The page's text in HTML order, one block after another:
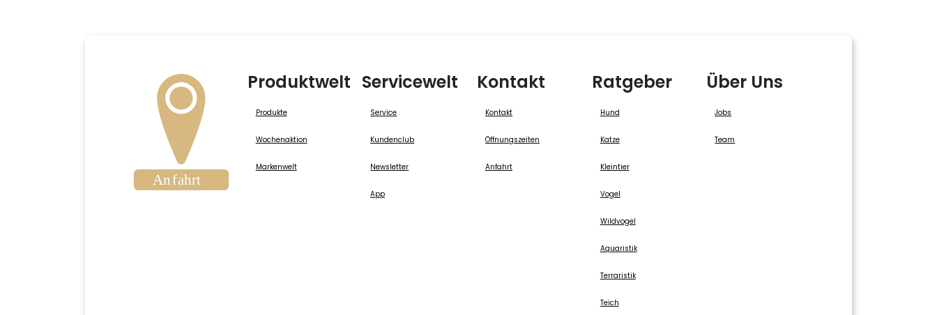
Produktwelt
Produkte
Wochenaktion
Markenwelt
Servicewelt
Service
Kundenclub
Newsletter
App
Kontakt
Kontakt
Öffnungszeiten
Anfahrt
Ratgeber
Hund
Katze
Kleintier
Vogel
Wildvogel
Aquaristik
Terraristik
Teich
Über Uns
Jobs
Team